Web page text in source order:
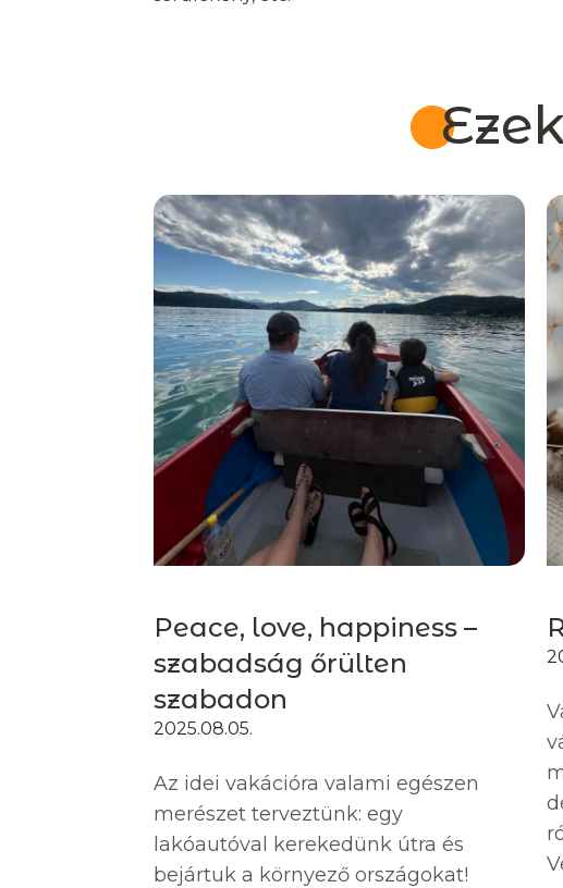
Peace, love, happiness –
szabadság őrülten
szabadon
2025.08.05.
Az idei vakációra valami egészen
merészet terveztünk: egy
lakóautóval kerekedünk útra és
bejártuk a környező országokat!